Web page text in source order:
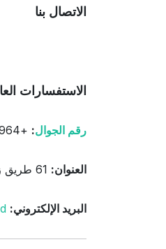
الاتصال بنا
الاستفسارات
رقم الجوال:
+964 (0) 750 733 2080
العنوان:
البريد الإلكتروني: